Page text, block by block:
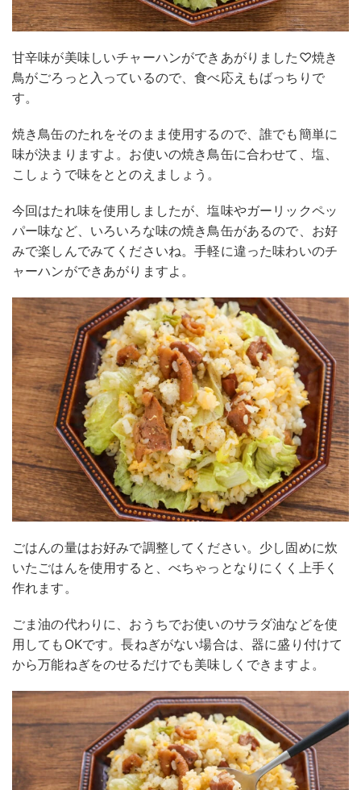
甘辛味が美味しいチャーハンができあがりました♡焼き
鳥がごろっと入っているので、食べ応えもばっちりで
す。
焼き鳥缶のたれをそのまま使用するので、誰でも簡単に
味が決まりますよ。お使いの焼き鳥缶に合わせて、塩、
こしょうで味をととのえましょう。
今回はたれ味を使用しましたが、塩味やガーリックペッ
パー味など、いろいろな味の焼き鳥缶があるので、お好
みで楽しんでみてくださいね。手軽に違った味わいのチ
ャーハンができあがりますよ。
ごはんの量はお好みで調整してください。少し固めに炊
いたごはんを使用すると、べちゃっとなりにくく上手く
作れます。
ごま油の代わりに、おうちでお使いのサラダ油などを使
用してもOKです。長ねぎがない場合は、器に盛り付けて
から万能ねぎをのせるだけでも美味しくできますよ。